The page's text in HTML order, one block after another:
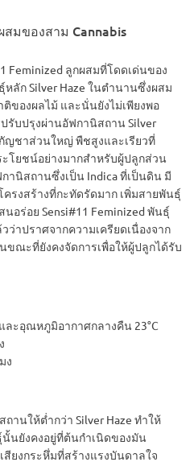
สมของสาม Cannabis
Feminized ลูกผสมที่โดดเด่นของ
ลัก Silver Haze ในตำนานซึ่งผสม
ของผลไม้ และนั่นยังไม่เพียงพอ
รับปรุงผ่านอัฟกานิสถาน Silver
ญชาส่วนใหญ่ พืชสูงและเรียวที่
โยชน์อย่างมากสำหรับผู้ปลูกส่วน
นิสถานซึ่งเป็น Indica ที่เป็นดิน มี
รงสร้างที่กะทัดรัดมาก เพิ่มสายพันธุ์
อร่อย Sensi#11 Feminized พันธุ์
าปราศจากความเครียดเนื่องจาก
ขณะที่ยังคงจัดการเพื่อให้ผู้ปลูกได้รับ
ละอุณหภูมิอากาศกลางคืน 23°C
ง
านให้ต่ำกว่า Silver Haze ทำให้
นั้นยังคงอยู่ที่ต้นกำเนิดของมัน
ยงกระหึ่มที่สร้างแรงบันดาลใจ